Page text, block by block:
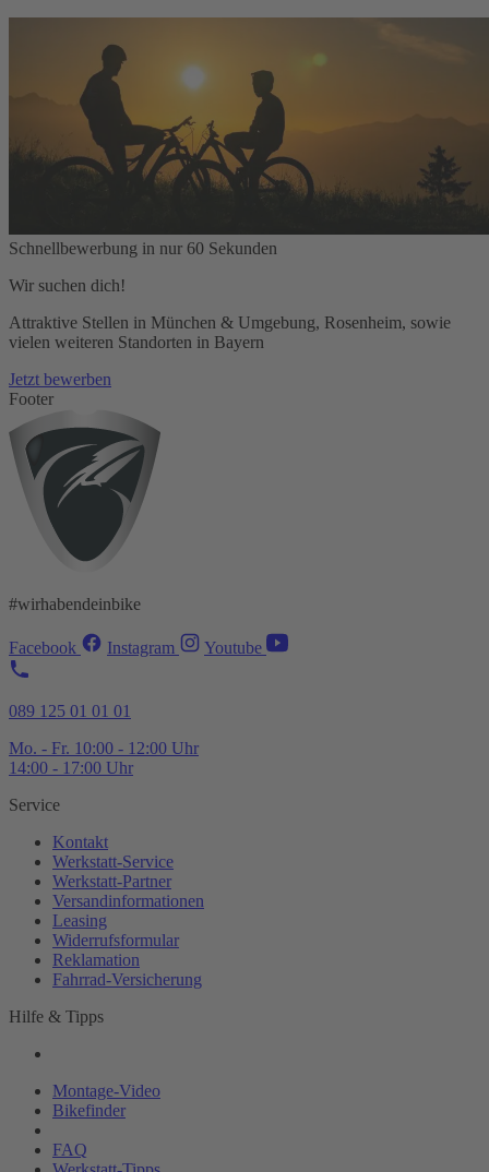
Schnellbewerbung in nur 60 Sekunden
Wir suchen dich!
Attraktive Stellen in München & Umgebung, Rosenheim, sowie
vielen weiteren Standorten in Bayern
Jetzt bewerben
Footer
#wirhabendeinbike
Facebook Instagram Youtube
089 125 01 01 01
Mo. - Fr. 10:00 - 12:00 Uhr
14:00 - 17:00 Uhr
Service
Kontakt
Werkstatt-Service
Werkstatt-Partner
Versandinformationen
Leasing
Widerrufsformular
Reklamation
Fahrrad-Versicherung
Hilfe & Tipps
Montage-Video
Bikefinder
FAQ